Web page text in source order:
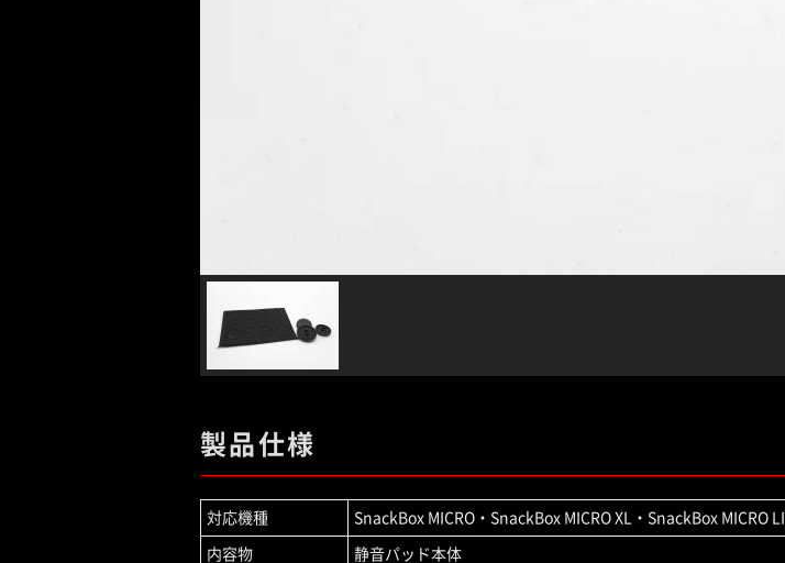
製品仕様
対応機種 SnackBox MICRO・SnackBox MICRO XL・SnackBox MICRO
内容物 静音パッド本体